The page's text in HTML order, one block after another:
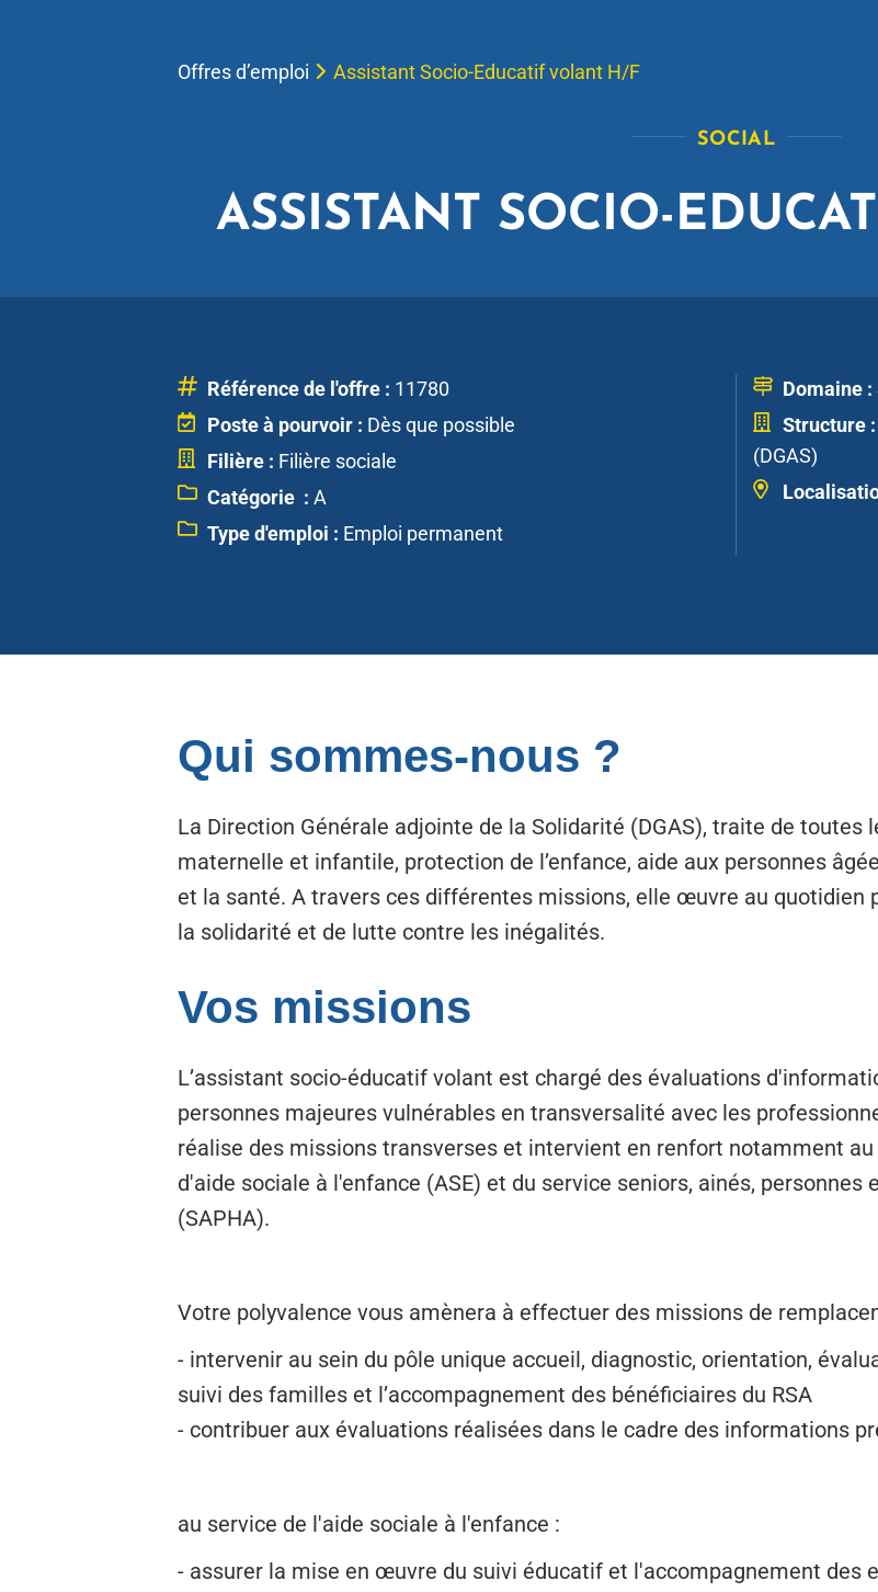
Offres d’emploi Assistant Socio-Educatif volant H/F
ASSISTANT SOCIO-
SOCIAL
Référence de l'offre : 11780
Poste à pourvoir : Dès que possible
Filière : Filière sociale
Catégorie : A
Type d'emploi : Emploi permanent
Domaine :
Structure :
(DGAS)
Qui sommes-nous ?
La Direction Générale adjointe de la Solidarité (DGAS), traite de
maternelle et infantile, protection de l’enfance, aide aux personnes
et la santé. A travers ces différentes missions, elle œuvre au quotidien
la solidarité et de lutte contre les inégalités.
Vos missions
L’assistant socio-éducatif volant est chargé des évaluations
personnes majeures vulnérables en transversalité avec les
réalise des missions transverses et intervient en renfort notamment au
d'aide sociale à l'enfance (ASE) et du service seniors, ainés,
(SAPHA).
Votre polyvalence vous amènera à effectuer des missions de
- intervenir au sein du pôle unique accueil, diagnostic, orientation,
suivi des familles et l’accompagnement des bénéficiaires du RSA
- contribuer aux évaluations réalisées dans le cadre des informations
au service de l'aide sociale à l'enfance :
- assurer la mise en œuvre du suivi éducatif et l'accompagnement des